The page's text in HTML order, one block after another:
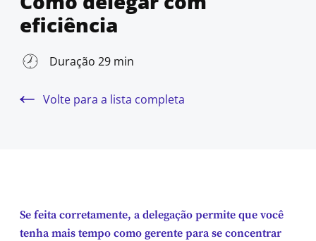
eficiência
Duração 29 min
Volte para a lista completa
Se feita corretamente, a delegação permite que você
tenha mais tempo como gerente para se concentrar